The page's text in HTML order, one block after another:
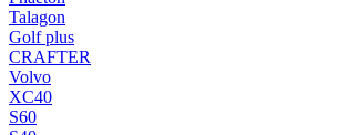
Talagon
Golf plus
CRAFTER
Volvo
XC40
S60